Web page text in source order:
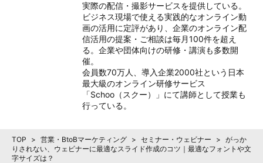
実際の配信・撮影サービスを提供している。
ビジネス現場で使える実践的なオンライン動
画の活用に定評があり、企業のオンライン配
信活用の提案・ご相談は毎月100件を超え
る。企業や団体向けの研修・講演も多数開
催。
会員数70万人、導入企業2000社という日本
最大級のオンライン研修サービス
「Schoo（スクー）」にて講師として授業も
行っている。
TOP > 営業・BtoBマーケティング > セミナー・ウェビナー > がっか
りされない、ウェビナーに最適なスライド作成のコツ｜最適なフォントや文
字サイズは？